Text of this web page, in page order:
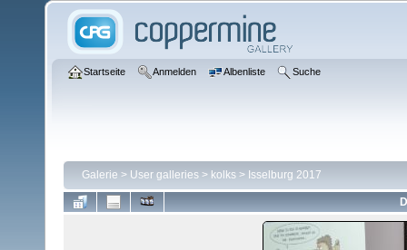
Startseite Anmelden Albenliste Suche
Galerie > User galleries > kolks > Isselburg 2017